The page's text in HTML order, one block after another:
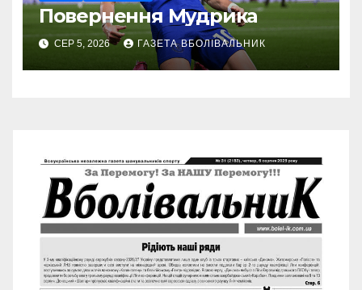
Повернення Мудрика
СЕР 5, 2026 ГАЗЕТА ВБОЛІВАЛЬНИК